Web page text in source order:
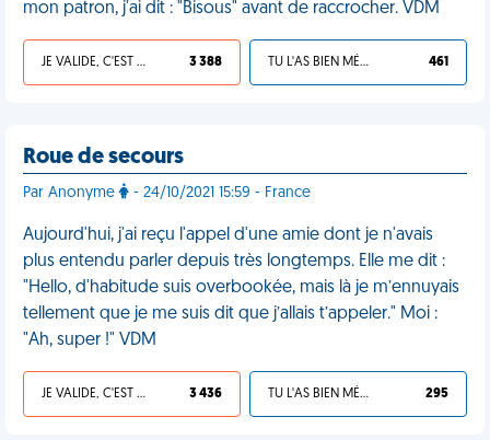
mon patron, j'ai dit : "Bisous" avant de raccrocher. VDM
JE VALIDE, C'EST UNE VDM 3 388 TU L'AS BIEN MÉRITÉ 461
Roue de secours
Par Anonyme - 24/10/2021 15:59 - France
Aujourd'hui, j'ai reçu l'appel d'une amie dont je n'avais
plus entendu parler depuis très longtemps. Elle me dit :
"Hello, d'habitude suis overbookée, mais là je m’ennuyais
tellement que je me suis dit que j’allais t’appeler." Moi :
"Ah, super !" VDM
JE VALIDE, C'EST UNE VDM 3 436 TU L'AS BIEN MÉRITÉ 295